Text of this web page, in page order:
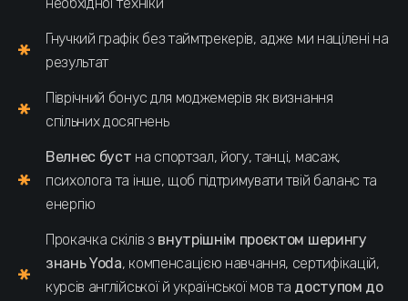
Гнучкий графік без таймтрекерів, адже ми націлені на
результат
Піврічний бонус для моджемерів як визнання
спільних досягнень
Велнес буст на спортзал, йогу, танці, масаж,
психолога та інше, щоб підтримувати твій баланс та
енергію
Прокачка скілів з внутрішнім проєктом шерингу
знань Yoda, компенсацією навчання, сертифікацій,
курсів англійської й української мов та доступом до